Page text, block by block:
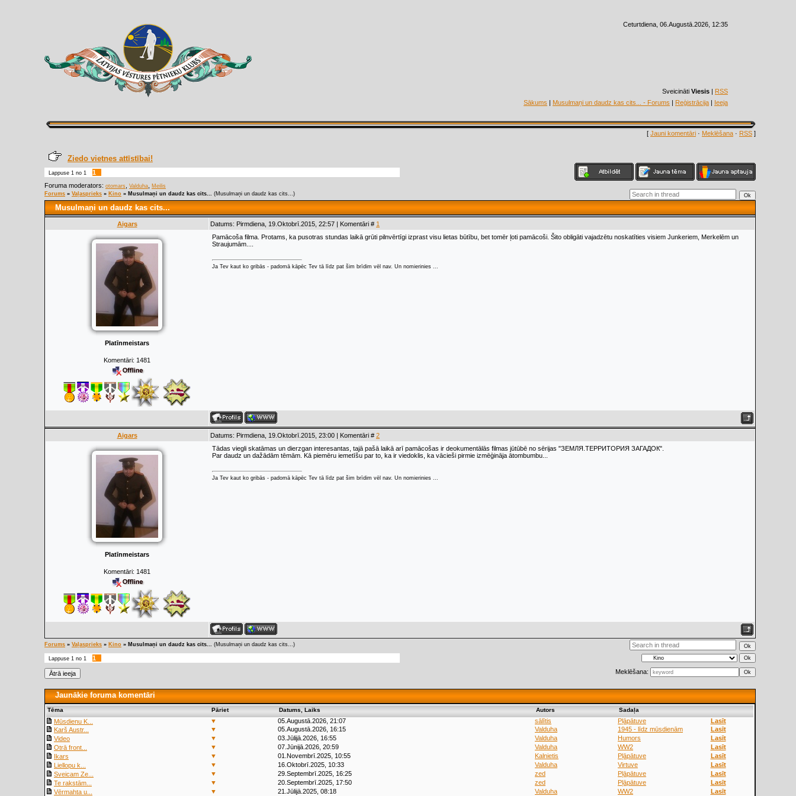
Ceturtdiena, 06.Augustā.2026, 12:35
Sveicināti Viesis | RSS
Sākums | Musulmaņi un daudz kas cits... - Forums | Reģistrācija | Ieeja
[ Jauni komentāri · Meklēšana · RSS ]
Ziedo vietnes attīstībai!
Lappuse 1 no 1
1
Foruma moderators: otomars Valduha
Meilis
Forums » Vaļasprieks » Kino » Musulmaņi un daudz kas cits... (Musulmaņi un daudz kas cits...)
Musulmaņi un daudz kas cits...
Aigars Datums: Pirmdiena, 19.Oktobrī.2015, 22:57 | Komentāri # 1
Platīnmeistars
Komentāri: 1481
Pamācoša filma. Protams, ka pusotras stundas laikā grūti pilnvērtīgi izprast visu lietas būtību, bet tomēr ļoti pamācoši. Šito obligāti vajadzētu noskatīties visiem Junkeriem, Merkelēm un
Straujumām....
Ja Tev kaut ko gribās - padomā kāpēc Tev tā līdz pat šim brīdim vēl nav. Un nomierinies ...
Aigars Datums: Pirmdiena, 19.Oktobrī.2015, 23:00 | Komentāri # 2
Platīnmeistars
Komentāri: 1481
Tādas viegli skatāmas un dierzgan interesantas, tajā pašā laikā arī pamācošas ir deokumentālās filmas jūtūbē no sērijas "ЗЕМЛЯ.ТЕРРИТОРИЯ ЗАГАДОК".
Par daudz un dažādām tēmām. Kā piemēru iemetīšu par to, ka ir viedoklis, ka vācieši pirmie izmēģināja ātombumbu...
Ja Tev kaut ko gribās - padomā kāpēc Tev tā līdz pat šim brīdim vēl nav. Un nomierinies ...
Forums » Vaļasprieks » Kino » Musulmaņi un daudz kas cits... (Musulmaņi un daudz kas cits...)
Lappuse 1 no 1
1
Meklēšana:
Jaunākie foruma komentāri
Tēma Pāriet Datums, Laiks Аutors Sadaļa
Mūsdienu K... ▼ 05.Augustā.2026, 21:07 sālītis Pļāpātuve
Lasīt
Karš Austr...
▼ 05.Augustā.2026, 16:15 Valduha 1945 - līdz mūsdienām
Lasīt
Video
▼ 03.Jūlijā.2026, 16:55 Valduha Humors
Lasīt
Otrā front...
▼ 07.Jūnijā.2026, 20:59 Valduha WW2
Lasīt
Ikars
▼ 01.Novembrī.2025, 10:55 Kalnietis Pļāpātuve
Lasīt
Liellopu k...
▼ 16.Oktobrī.2025, 10:33 Valduha Virtuve
Lasīt
Sveicam Ze...
▼ 29.Septembrī.2025, 16:25 zed Pļāpātuve
Lasīt
Te rakstām...
▼ 20.Septembrī.2025, 17:50 zed Pļāpātuve
Lasīt
Vērmahta u...
▼ 21.Jūlijā.2025, 08:18 Valduha WW2 Lasīt